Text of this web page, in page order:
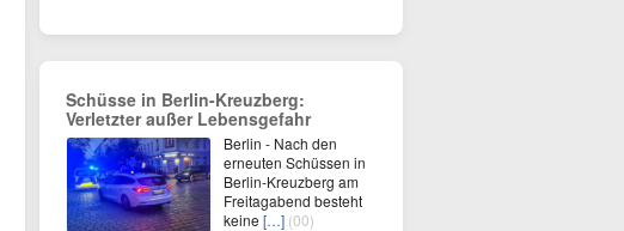
Schüsse in Berlin-Kreuzberg:
Verletzter außer Lebensgefahr
Berlin - Nach den
erneuten Schüssen in
Berlin-Kreuzberg am
Freitagabend besteht
keine […] (00)